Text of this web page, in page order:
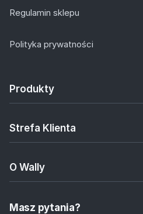
Regulamin sklepu
Polityka prywatności
Produkty
Strefa Klienta
O Wally
Masz pytania?